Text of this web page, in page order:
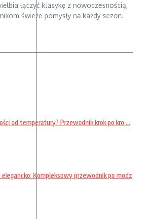
łączyć klasykę z nowoczesnością,
świeże pomysły na każdy sezon.
od temperatury? Przewodnik krok po kro ...
elegancko: Kompleksowy przewodnik po modz